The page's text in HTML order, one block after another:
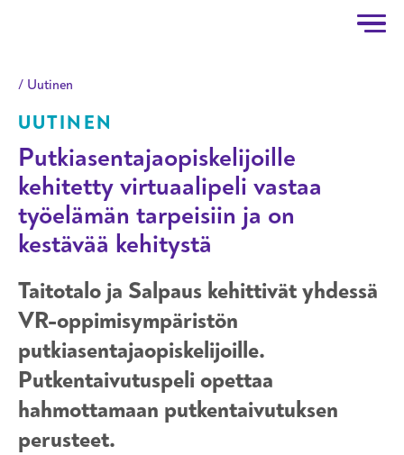
Uutinen
Putkiasentajaopiskelijoille
kehitetty virtuaalipeli vastaa
työelämän tarpeisiin ja on
kestävää kehitystä
UUTINEN
Taitotalo ja Salpaus kehittivät yhdessä
VR-oppimisympäristön
putkiasentajaopiskelijoille.
Putkentaivutuspeli opettaa
hahmottamaan putkentaivutuksen
perusteet.